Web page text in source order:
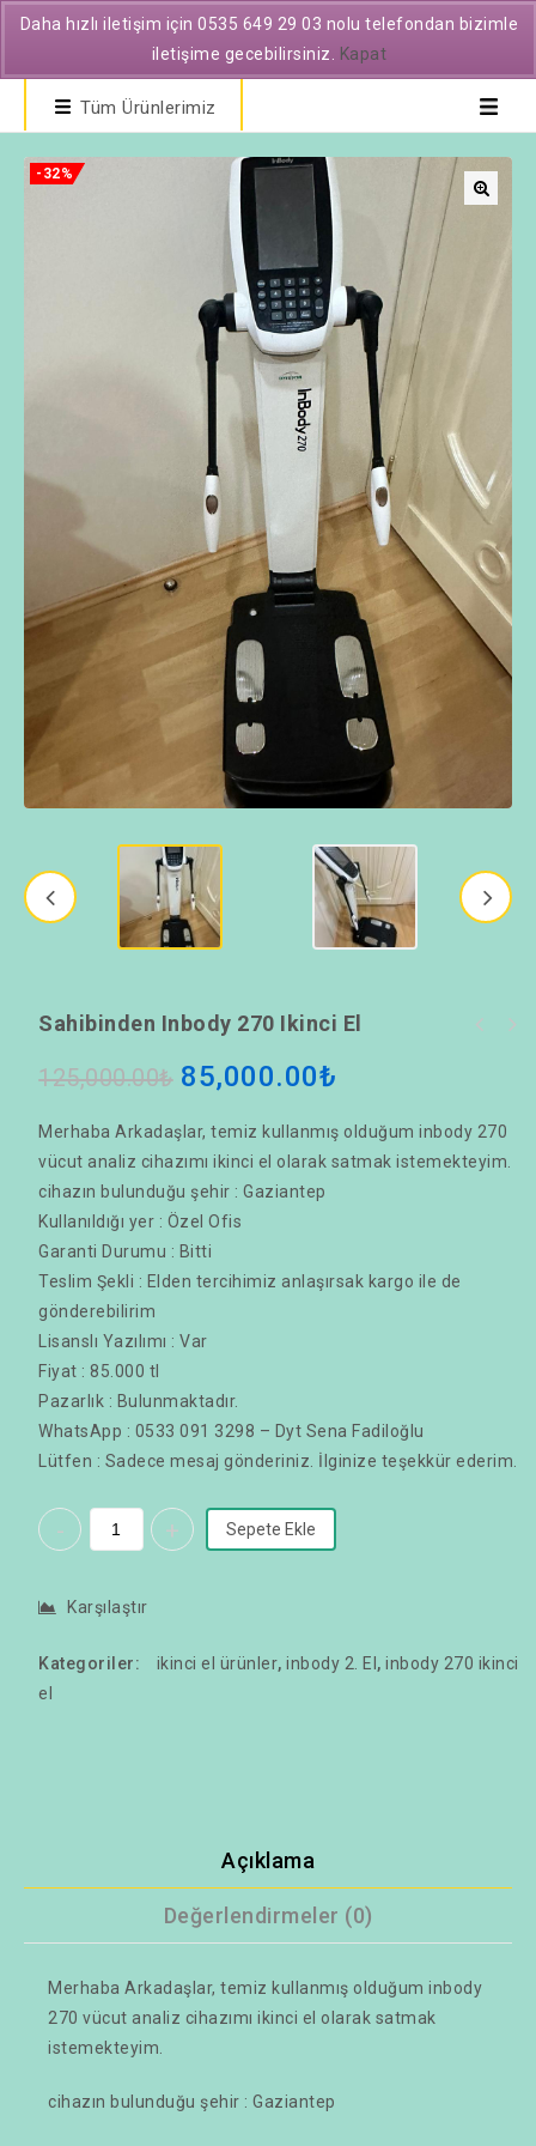
Tüm Ürünlerimiz
-32%
Sahibinden Inbody 270 Ikinci El
125,000.00₺ 85,000.00₺
Merhaba Arkadaşlar, temiz kullanmış olduğum inbody 270
vücut analiz cihazımı ikinci el olarak satmak istemekteyim.
cihazın bulunduğu şehir : Gaziantep
Kullanıldığı yer : Özel Ofis
Garanti Durumu : Bitti
Teslim Şekli : Elden tercihimiz anlaşırsak kargo ile de
gönderebilirim
Lisanslı Yazılımı : Var
Fiyat : 85.000 tl
Pazarlık : Bulunmaktadır.
WhatsApp : 0533 091 3298 – Dyt Sena Fadiloğlu
Lütfen : Sadece mesaj gönderiniz. İlginize teşekkür ederim.
Sepete Ekle
Karşılaştır
Kategoriler: ikinci el ürünler,inbody 2. El ,inbody 270 ikinci
el
Açıklama
Değerlendirmeler (0)
Merhaba Arkadaşlar, temiz kullanmış olduğum inbody
270 vücut analiz cihazımı ikinci el olarak satmak
istemekteyim.
cihazın bulunduğu şehir : Gaziantep
Daha hızlı iletişim için 0535 649 29 03 nolu telefondan bizimle
iletişime gecebilirsiniz.
Kapat